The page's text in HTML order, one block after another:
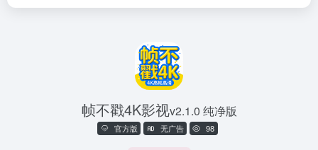
帧不戳4K影视v2.1.0 纯净版
官方版 无广告 98